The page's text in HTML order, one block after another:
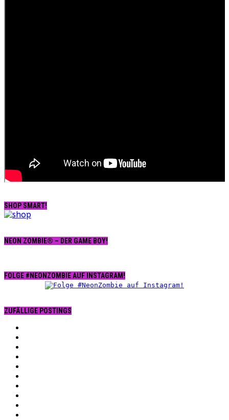
SHOP SMART!
NEON ZOMBIE® – DER GAME BOY!
FOLGE #NEONZOMBIE AUF INSTAGRAM!
ZUFÄLLIGE POSTINGS